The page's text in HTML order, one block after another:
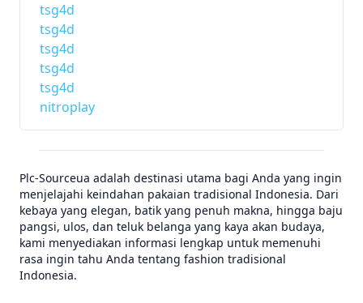
tsg4d
tsg4d
tsg4d
tsg4d
tsg4d
nitroplay
Plc-Sourceua adalah destinasi utama bagi Anda yang ingin
menjelajahi keindahan pakaian tradisional Indonesia. Dari
kebaya yang elegan, batik yang penuh makna, hingga baju
pangsi, ulos, dan teluk belanga yang kaya akan budaya,
kami menyediakan informasi lengkap untuk memenuhi
rasa ingin tahu Anda tentang fashion tradisional
Indonesia.